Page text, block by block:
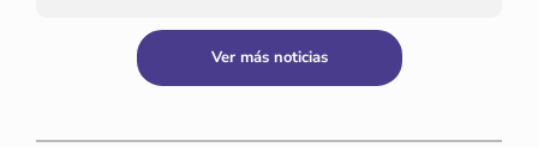
Ver más noticias